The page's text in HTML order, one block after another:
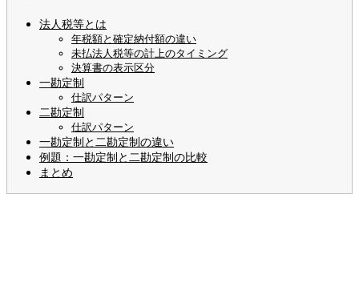
法人税等とは
年税額と確定納付額の違い
未払法人税等の計上のタイミング
決算書の表示区分
一勘定制
仕訳パターン
二勘定制
仕訳パターン
一勘定制と二勘定制の違い
例題：一勘定制と二勘定制の比較
まとめ